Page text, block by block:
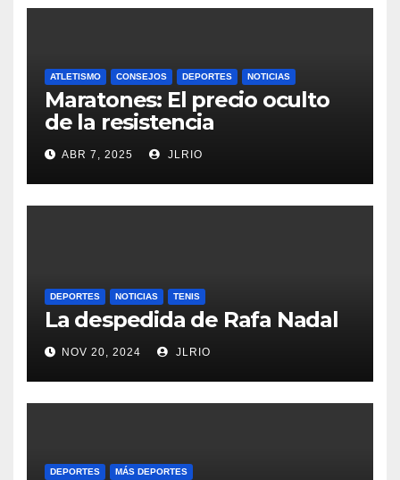
ATLETISMO CONSEJOS DEPORTES NOTICIAS
Maratones: El precio oculto
de la resistencia
ABR 7, 2025 JLRIO
DEPORTES NOTICIAS TENIS
La despedida de Rafa Nadal
NOV 20, 2024 JLRIO
DEPORTES MÁS DEPORTES